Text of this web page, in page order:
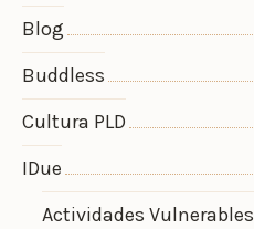
Blog
Buddless
Cultura PLD
IDue
Actividades Vulnerables